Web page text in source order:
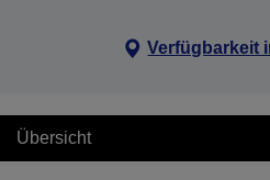
Verfügbarkeit
Übersicht